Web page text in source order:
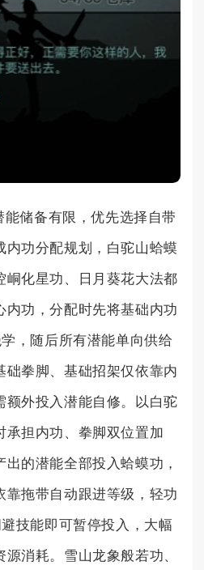
储备有限，优先选择自带
内功分配规划，白驼山蛤蟆
峒化星功、日月葵花大法都
内功，分配时先将基础内功
，随后所有潜能单向供给
础拳脚、基础招架仅依靠内
额外投入潜能自修。以白驼
承担内功、拳脚双位置加
的潜能全部投入蛤蟆功，
靠拖带自动跟进等级，轻功
技能即可暂停投入，大幅
消耗。雪山龙象般若功、